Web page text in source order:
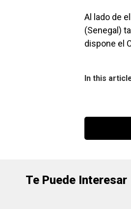
Al lado de
(Senegal)
dispone el
In this
Te Puede Interesar